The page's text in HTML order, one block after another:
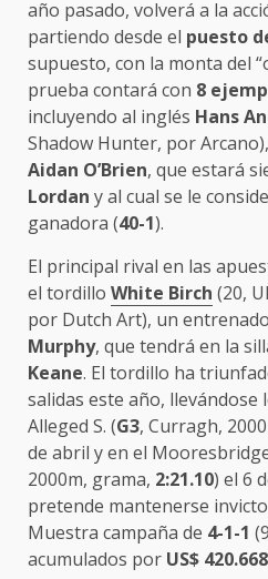
año pasado, volverá a la
partiendo desde el puesto
supuesto, con la monta del
prueba contará con 8
incluyendo al inglés Hans
Shadow Hunter, por
Aidan O’Brien, que estará
Lordan y al cual se le
ganadora (40-1).
El principal rival en las
el tordillo White Birch (20,
por Dutch Art), un
Murphy, que tendrá en la
Keane. El tordillo ha
salidas este año, llevándose
Alleged S. (G3, Curragh,
de abril y en el
2000m, grama, 2:21.10) el 6
pretende mantenerse
Muestra campaña de 4-1-1
acumulados por US$